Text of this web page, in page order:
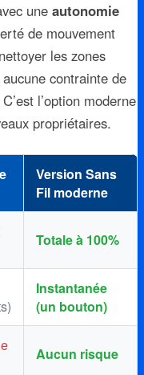
une autonomie
de mouvement
les zones
contrainte de
l’option moderne
propriétaires.
Version Sans
Fil moderne
Totale à 100%
Instantanée
(un bouton)
Aucun risque